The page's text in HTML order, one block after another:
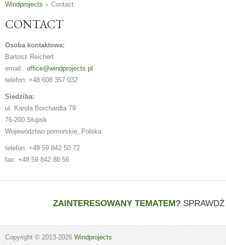
Windprojects Contact
CONTACT
Osoba kontaktowa:
Bartosz Reichert
email: office@windprojects.pl
telefon: +48 608 357 032
Siedziba:
ul. Karola Borchardta 79
76-200 Słupsk
Województwo pomorskie, Polska
telefon: +48 59 842 50 72
fax: +48 59 842 88 56
ZAINTERESOWANY TEMATEM?
Copyright © 2013-2026 Windprojects